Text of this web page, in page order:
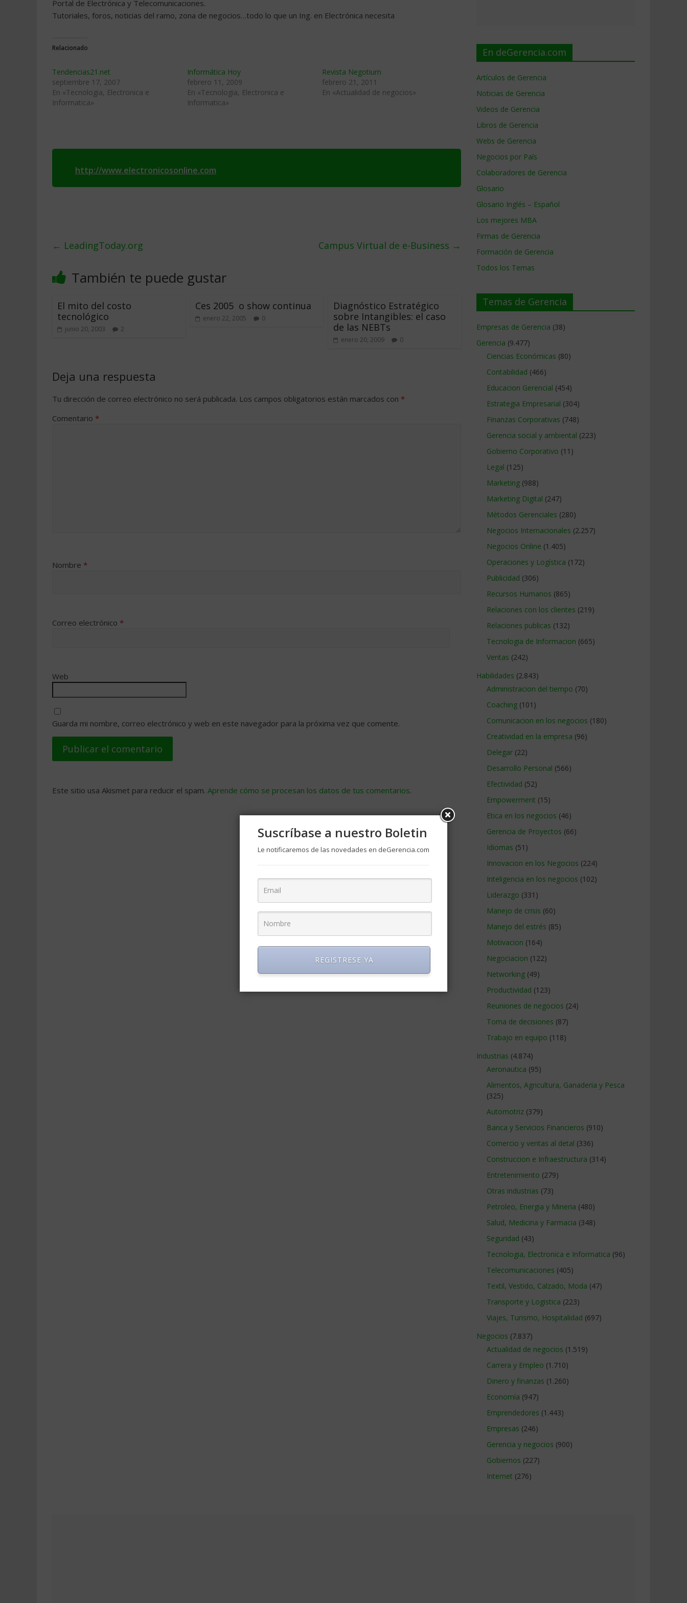
Portal de Electrónica y Telecomunicaciones.
Tutoriales, foros, noticias del ramo, zona de negocios…todo lo que un Ing. en Electrónica necesita
Relacionado
Tendencias21.net
septiembre 17, 2007
En «Tecnologia, Electronica e
Informatica»
Informática Hoy
febrero 11, 2009
En «Tecnologia, Electronica e
Informatica»
Revista Negotium
febrero 21, 2011
En «Actualidad de negocios»
http://www.electronicosonline.com
← LeadingToday.org Campus Virtual de e-Business →
También te puede gustar
El mito del costo
tecnológico
junio 20, 2003 2
Ces 2005  o show continua
enero 22, 2005 0
Diagnóstico Estratégico
sobre Intangibles: el caso
de las NEBTs
enero 20, 2009 0
Deja una respuesta
Tu dirección de correo electrónico no será publicada. Los campos obligatorios están marcados con *
Comentario *
Nombre *
Correo electrónico *
Web
Guarda mi nombre, correo electrónico y web en este navegador para la próxima vez que comente.
Este sitio usa Akismet para reducir el spam. Aprende cómo se procesan los datos de tus comentarios.
En deGerencia.com
Artículos de Gerencia
Noticias de Gerencia
Videos de Gerencia
Libros de Gerencia
Webs de Gerencia
Negocios por País
Colaboradores de Gerencia
Glosario
Glosario Inglés – Español
Los mejores MBA
Firmas de Gerencia
Formación de Gerencia
Todos los Temas
Temas de Gerencia
Empresas de Gerencia (38)
Gerencia (9.477)
Ciencias Económicas (80)
Contabilidad (466)
Educacion Gerencial (454)
Estrategia Empresarial (304)
Finanzas Corporativas (748)
Gerencia social y ambiental (223)
Gobierno Corporativo (11)
Legal (125)
Marketing (988)
Marketing Digital (247)
Métodos Gerenciales (280)
Negocios Internacionales (2.257)
Negocios Online (1.405)
Operaciones y Logística (172)
Publicidad (306)
Recursos Humanos (865)
Relaciones con los clientes (219)
Relaciones publicas (132)
Tecnologia de Informacion (665)
Ventas (242)
Habilidades (2.843)
Administracion del tiempo (70)
Coaching (101)
Comunicacion en los negocios (180)
Creatividad en la empresa (96)
Delegar (22)
Desarrollo Personal (566)
Efectividad (52)
Empowerment (15)
Etica en los negocios (46)
Gerencia de Proyectos (66)
Idiomas (51)
Innovacion en los Negocios (224)
Inteligencia en los negocios (102)
Liderazgo (331)
Manejo de crisis (60)
Manejo del estrés (85)
Motivacion (164)
Negociacion (122)
Networking (49)
Productividad (123)
Reuniones de negocios (24)
Toma de decisiones (87)
Trabajo en equipo (118)
Industrias (4.874)
Aeronautica (95)
Alimentos, Agricultura, Ganaderia y Pesca
(325)
Automotriz (379)
Banca y Servicios Financieros (910)
Comercio y ventas al detal (336)
Construccion e Infraestructura (314)
Entretenimiento (279)
Otras industrias (73)
Petroleo, Energia y Mineria (480)
Salud, Medicina y Farmacia (348)
Seguridad (43)
Tecnologia, Electronica e Informatica (96)
Telecomunicaciones (405)
Textil, Vestido, Calzado, Moda (47)
Transporte y Logistica (223)
Viajes, Turismo, Hospitalidad (697)
Negocios (7.837)
Actualidad de negocios (1.519)
Carrera y Empleo (1.710)
Dinero y finanzas (1.260)
Economía (947)
Emprendedores (1.443)
Empresas (246)
Gerencia y negocios (900)
Gobiernos (227)
Internet (276)
Suscríbase a nuestro Boletin
Le notificaremos de las novedades en deGerencia.com
REGISTRESE YA